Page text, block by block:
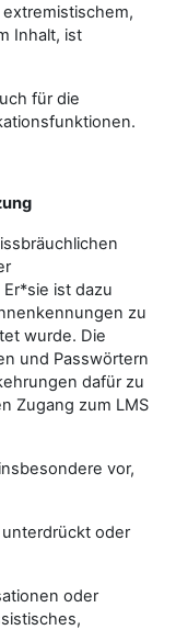
Inhalt, ist
für die
ist dazu
zu
wurde. Die
und Passwörtern
dafür zu
Zugang zum LMS
vor,
oder
oder